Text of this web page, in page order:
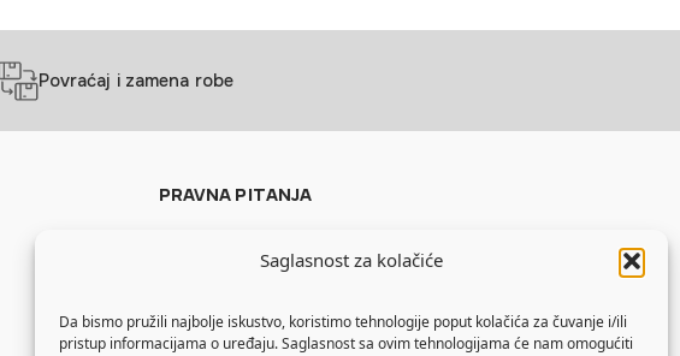
Saglasnost za kolačiće
Da bismo pružili najbolje iskustvo, koristimo tehnologije poput kolačića za čuvanje i/ili
pristup informacijama o uređaju. Saglasnost sa ovim tehnologijama će nam omogućiti
Povraćaj i zamena robe
PRAVNA PITANJA
Uslovi korišćenja